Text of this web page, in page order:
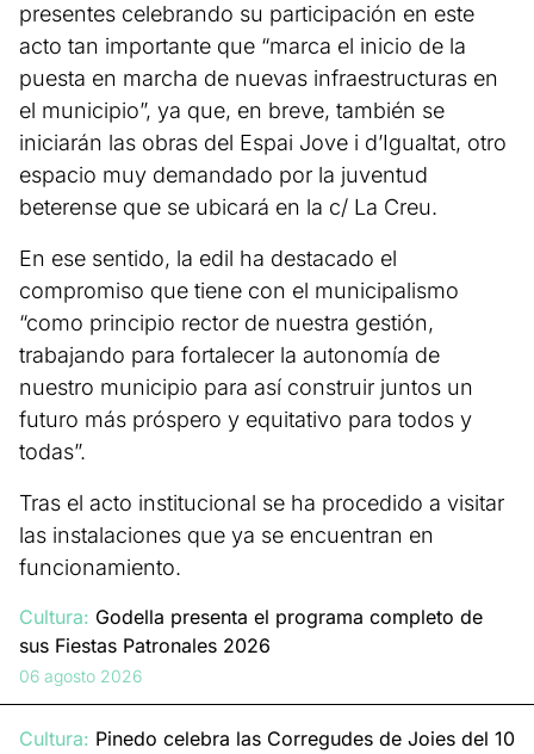
presentes celebrando su participación en este
acto tan importante que “marca el inicio de la
puesta en marcha de nuevas infraestructuras en
el municipio”, ya que, en breve, también se
iniciarán las obras del Espai Jove i d’Igualtat, otro
espacio muy demandado por la juventud
beterense que se ubicará en la c/ La Creu.
En ese sentido, la edil ha destacado el
compromiso que tiene con el municipalismo
“como principio rector de nuestra gestión,
trabajando para fortalecer la autonomía de
nuestro municipio para así construir juntos un
futuro más próspero y equitativo para todos y
todas”.
Tras el acto institucional se ha procedido a visitar
las instalaciones que ya se encuentran en
funcionamiento.
Cultura: Godella presenta el programa completo de
sus Fiestas Patronales 2026
06 agosto 2026
Cultura: Pinedo celebra las Corregudes de Joies del 10